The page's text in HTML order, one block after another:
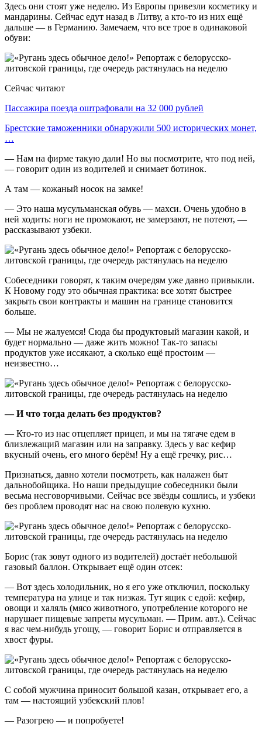
Здесь они стоят уже неделю. Из Европы привезли косметику и
мандарины. Сейчас едут назад в Литву, а кто-то из них ещё
дальше — в Германию. Замечаем, что все трое в одинаковой
обуви:
Сейчас читают
Пассажира поезда оштрафовали на 32 000 рублей
Брестские таможенники обнаружили 500 исторических монет,
…
— Нам на фирме такую дали! Но вы посмотрите, что под ней,
— говорит один из водителей и снимает ботинок.
А там — кожаный носок на замке!
— Это наша мусульманская обувь — махси. Очень удобно в
ней ходить: ноги не промокают, не замерзают, не потеют, —
рассказывают узбеки.
Собеседники говорят, к таким очередям уже давно привыкли.
К Новому году это обычная практика: все хотят быстрее
закрыть свои контракты и машин на границе становится
больше.
— Мы не жалуемся! Сюда бы продуктовый магазин какой, и
будет нормально — даже жить можно! Так-то запасы
продуктов уже иссякают, а сколько ещё простоим —
неизвестно…
— И что тогда делать без продуктов?
— Кто-то из нас отцепляет прицеп, и мы на тягаче едем в
близлежащий магазин или на заправку. Здесь у вас кефир
вкусный очень, его много берём! Ну а ещё гречку, рис…
Признаться, давно хотели посмотреть, как налажен быт
дальнобойщика. Но наши предыдущие собеседники были
весьма несговорчивыми. Сейчас все звёзды сошлись, и узбеки
без проблем проводят нас на свою полевую кухню.
Борис (так зовут одного из водителей) достаёт небольшой
газовый баллон. Открывает ещё один отсек:
— Вот здесь холодильник, но я его уже отключил, поскольку
температура на улице и так низкая. Тут ящик с едой: кефир,
овощи и халяль (мясо животного, употребление которого не
нарушает пищевые запреты мусульман. — Прим. авт.). Сейчас
я вас чем-нибудь угощу, — говорит Борис и отправляется в
хвост фуры.
С собой мужчина приносит большой казан, открывает его, а
там — настоящий узбекский плов!
— Разогрею — и попробуете!